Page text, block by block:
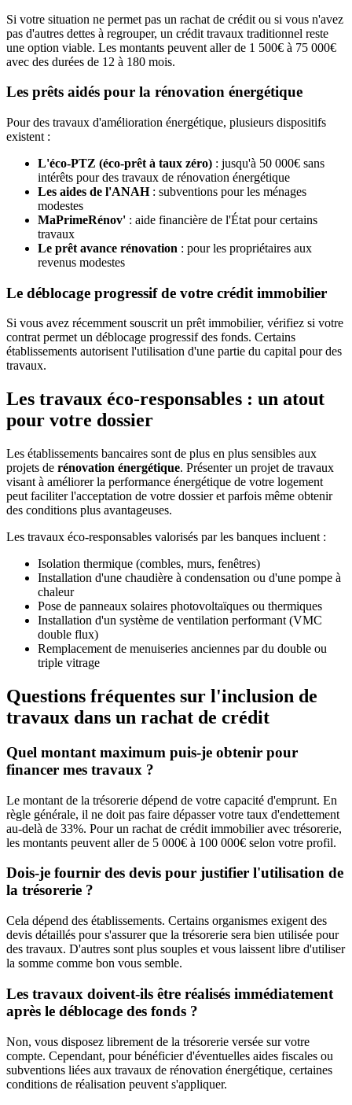
Si votre situation ne permet pas un rachat de crédit ou si vous n'avez
pas d'autres dettes à regrouper, un crédit travaux traditionnel reste
une option viable. Les montants peuvent aller de 1 500€ à 75 000€
avec des durées de 12 à 180 mois.
Les prêts aidés pour la rénovation énergétique
Pour des travaux d'amélioration énergétique, plusieurs dispositifs
existent :
L'éco-PTZ (éco-prêt à taux zéro) : jusqu'à 50 000€ sans
intérêts pour des travaux de rénovation énergétique
Les aides de l'ANAH: subventions pour les ménages
modestes
MaPrimeRénov' : aide financière de l'État pour certains
travaux
Le prêt avance rénovation : pour les propriétaires aux
revenus modestes
Le déblocage progressif de votre crédit immobilier
Si vous avez récemment souscrit un prêt immobilier, vérifiez si votre
contrat permet un déblocage progressif des fonds. Certains
établissements autorisent l'utilisation d'une partie du capital pour des
travaux.
Les travaux éco-responsables : un atout
pour votre dossier
Les établissements bancaires sont de plus en plus sensibles aux
projets de rénovation énergétique. Présenter un projet de travaux
visant à améliorer la performance énergétique de votre logement
peut faciliter l'acceptation de votre dossier et parfois même obtenir
des conditions plus avantageuses.
Les travaux éco-responsables valorisés par les banques incluent :
Isolation thermique (combles, murs, fenêtres)
Installation d'une chaudière à condensation ou d'une pompe à
chaleur
Pose de panneaux solaires photovoltaïques ou thermiques
Installation d'un système de ventilation performant (VMC
double flux)
Remplacement de menuiseries anciennes par du double ou
triple vitrage
Questions fréquentes sur l'inclusion de
travaux dans un rachat de crédit
Quel montant maximum puis-je obtenir pour
financer mes travaux ?
Le montant de la trésorerie dépend de votre capacité d'emprunt. En
règle générale, il ne doit pas faire dépasser votre taux d'endettement
au-delà de 33%. Pour un rachat de crédit immobilier avec trésorerie,
les montants peuvent aller de 5 000€ à 100 000€ selon votre profil.
Dois-je fournir des devis pour justifier l'utilisation de
la trésorerie ?
Cela dépend des établissements. Certains organismes exigent des
devis détaillés pour s'assurer que la trésorerie sera bien utilisée pour
des travaux. D'autres sont plus souples et vous laissent libre d'utiliser
la somme comme bon vous semble.
Les travaux doivent-ils être réalisés immédiatement
après le déblocage des fonds ?
Non, vous disposez librement de la trésorerie versée sur votre
compte. Cependant, pour bénéficier d'éventuelles aides fiscales ou
subventions liées aux travaux de rénovation énergétique, certaines
conditions de réalisation peuvent s'appliquer.